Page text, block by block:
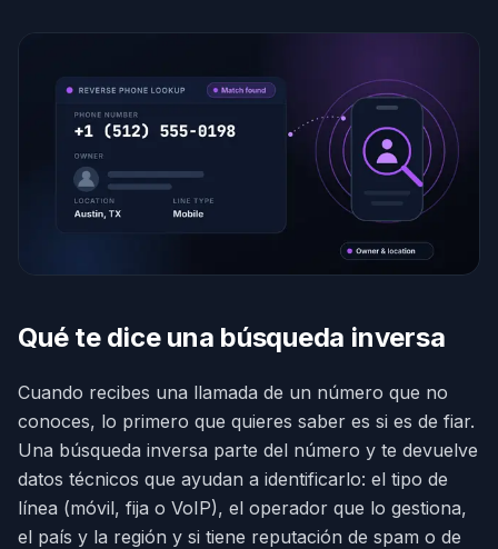
Qué te dice una búsqueda inversa
Cuando recibes una llamada de un número que no
conoces, lo primero que quieres saber es si es de fiar.
Una búsqueda inversa parte del número y te devuelve
datos técnicos que ayudan a identificarlo: el tipo de
línea (móvil, fija o VoIP), el operador que lo gestiona,
el país y la región y si tiene reputación de spam o de